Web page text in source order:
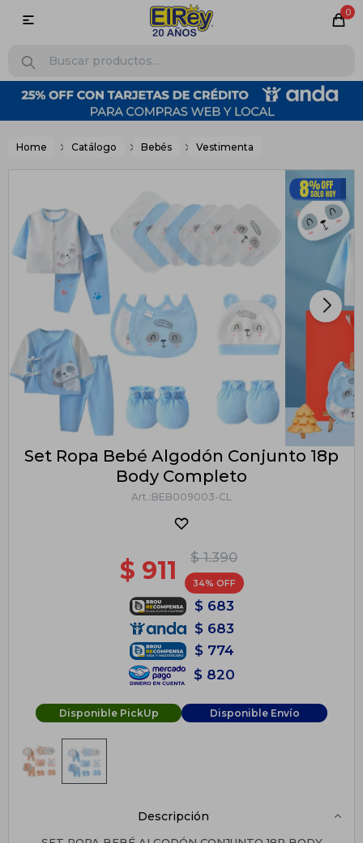
0

Home Catálogo Bebés Vestimenta
Set Ropa Bebé Algodón Conjunto 18p
Body Completo
BEB009003-CL
$ 1.390
$ 911 34
$ 683
$ 683
$ 774
$ 820
Disponible PickUp Disponible Envío
Descripción